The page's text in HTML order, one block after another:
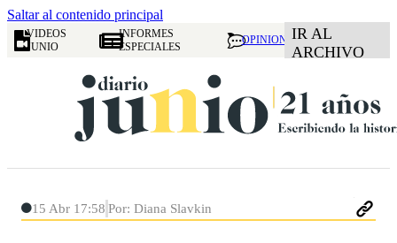
Saltar al contenido principal
VIDEOS
JUNIO
INFORMES
ESPECIALES
OPINION IR AL
ARCHIVO
15 Abr 17:58 Por: Diana Slavkin